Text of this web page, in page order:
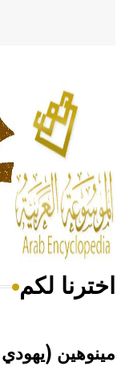
الحكم، الأدلة،
له الفضل بأنه
- هل تعلم أن
من مادة كربونات
أجود أنواعه،
هل تعلم أن
اخترنا لكم
مينوهين